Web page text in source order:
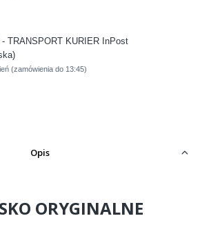
- TRANSPORT KURIER InPost
(zamówienia do 13:45)
Opis
ORYGINALNE